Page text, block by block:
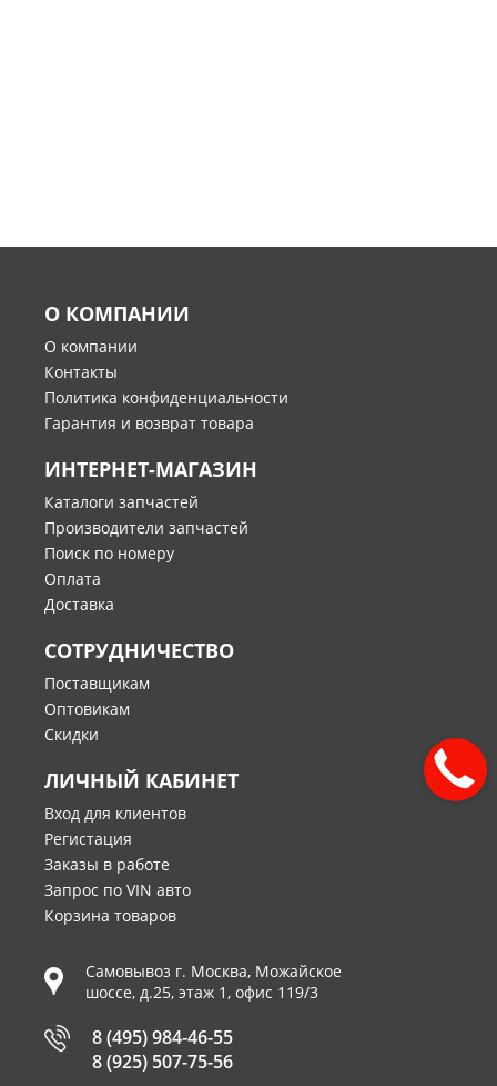
О КОМПАНИИ
О компании
Контакты
Политика конфиденциальности
Гарантия и возврат товара
ИНТЕРНЕТ-МАГАЗИН
Каталоги запчастей
Производители запчастей
Поиск по номеру
Оплата
Доставка
СОТРУДНИЧЕСТВО
Поставщикам
Оптовикам
Скидки
ЛИЧНЫЙ КАБИНЕТ
Вход для клиентов
Регистация
Заказы в работе
Запрос по VIN авто
Корзина товаров
Самовывоз г. Москва, Можайское
шоссе, д.25, этаж 1, офис 119/3
8 (495) 984-46-55
8 (925) 507-75-56